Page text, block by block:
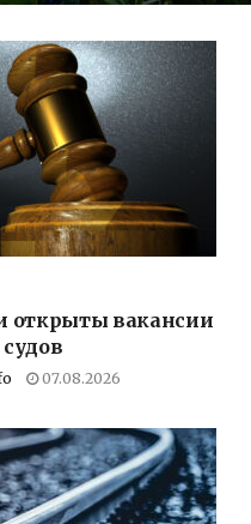
открыты вакансии
07.08.2026